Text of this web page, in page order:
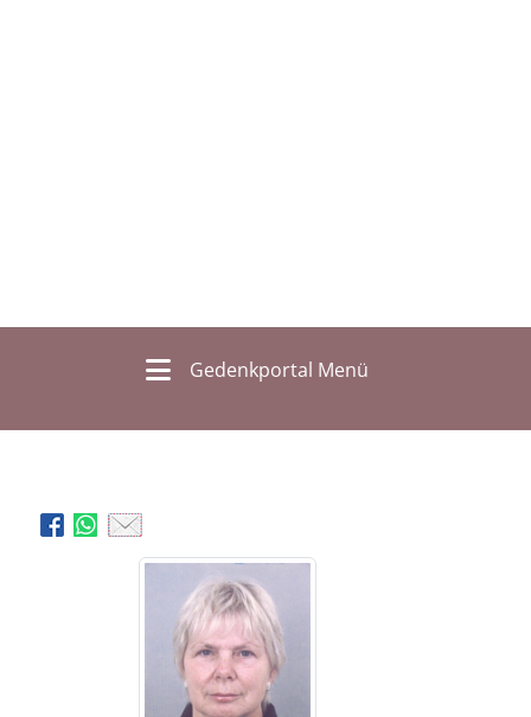
Gedenkportal Menü